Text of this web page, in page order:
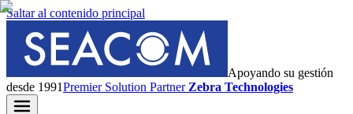
Saltar al contenido principal
Apoyando su gestión
desde 1991PremierSolution Partner Zebra Technologies